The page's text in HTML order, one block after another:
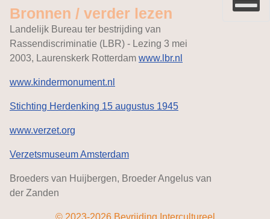
Bronnen / verder lezen
Landelijk Bureau ter bestrijding van
Rassendiscriminatie (LBR) - Lezing 3 mei
2003, Laurenskerk Rotterdam www.lbr.nl
www.kindermonument.nl
Stichting Herdenking 15 augustus 1945
www.verzet.org
Verzetsmuseum Amsterdam
Broeders van Huijbergen, Broeder Angelus van
der Zanden
© 2023-2026 Bevrijding Intercultureel